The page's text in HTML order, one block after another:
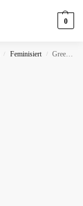
0
/ Feminisiert / Green Crack x DO SI DOS